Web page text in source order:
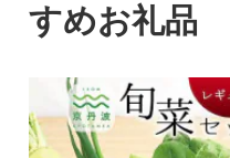
すめお礼品